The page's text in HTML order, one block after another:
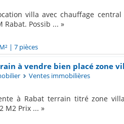
villa avec chauffage
Rabat. Possib ...
| 7 pièces
à vendre bien placé zone
Ventes immobilières
à Rabat terrain titré zone
M2 Prix ...